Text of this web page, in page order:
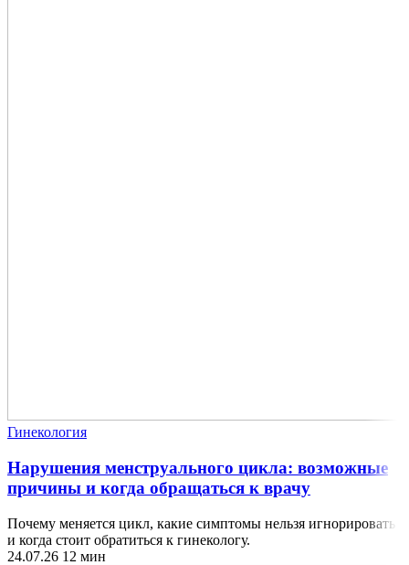
Гинекология
Нарушения менструального цикла: возможные
причины и когда обращаться к врачу
Почему меняется цикл, какие симптомы нельзя игнорировать
и когда стоит обратиться к гинекологу.
24.07.26 12 мин